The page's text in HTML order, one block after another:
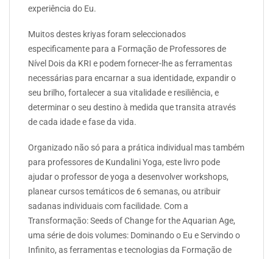
experiência do Eu.
Muitos destes kriyas foram seleccionados
especificamente para a Formação de Professores de
Nível Dois da KRI e podem fornecer-lhe as ferramentas
necessárias para encarnar a sua identidade, expandir o
seu brilho, fortalecer a sua vitalidade e resiliência, e
determinar o seu destino à medida que transita através
de cada idade e fase da vida.
Organizado não só para a prática individual mas também
para professores de Kundalini Yoga, este livro pode
ajudar o professor de yoga a desenvolver workshops,
planear cursos temáticos de 6 semanas, ou atribuir
sadanas individuais com facilidade. Com a
Transformação: Seeds of Change for the Aquarian Age,
uma série de dois volumes: Dominando o Eu e Servindo o
Infinito, as ferramentas e tecnologias da Formação de